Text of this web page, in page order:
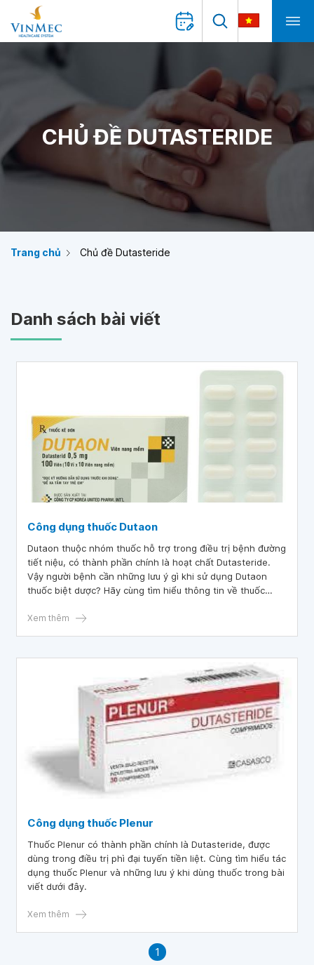
CHỦ ĐỀ DUTASTERIDE
Trang chủ Chủ đề Dutasteride
Danh sách bài viết
Công dụng thuốc Dutaon
Dutaon thuộc nhóm thuốc hỗ trợ trong điều trị bệnh đường
tiết niệu, có thành phần chính là hoạt chất Dutasteride.
Vậy người bệnh cần những lưu ý gì khi sử dụng Dutaon
thuốc biệt dược? Hãy cùng tìm hiểu thông tin về thuốc
Xem thêm
Công dụng thuốc Plenur
Thuốc Plenur có thành phần chính là Dutasteride, được
dùng trong điều trị phì đại tuyến tiền liệt. Cùng tìm hiểu tác
dụng thuốc Plenur và những lưu ý khi dùng thuốc trong bài
viết dưới đây.
Xem thêm
1